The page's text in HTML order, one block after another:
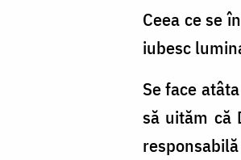
Ceea ce se
iubesc
Se face
să uităm că